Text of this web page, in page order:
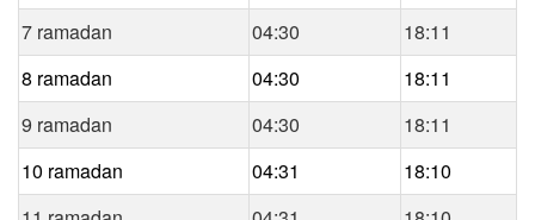
7 ramadan
04:30
18:11
8 ramadan
04:30
18:11
9 ramadan
04:30
18:11
10 ramadan
04:31
18:10